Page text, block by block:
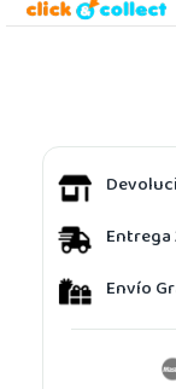
Envío